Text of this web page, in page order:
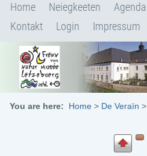
Home Neiegkeeten Agenda
Kontakt
Login Impressum
You are here: Home > De Veraïn >